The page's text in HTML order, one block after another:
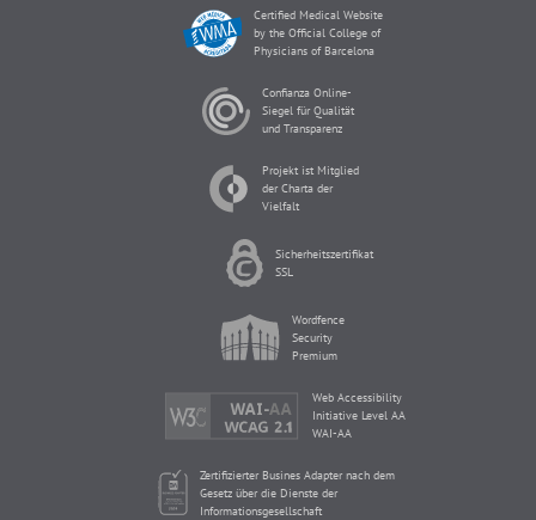
Certified Medical Website
by the Official College of
Physicians of Barcelona
Confianza Online-
Siegel für Qualität
und Transparenz
Projekt ist Mitglied
der Charta der
Vielfalt
Sicherheitszertifikat
SSL
Wordfence
Security
Premium
Web Accessibility
Initiative Level AA
WAI-AA
Zertifizierter Busines Adapter nach dem
Gesetz über die Dienste der
Informationsgesellschaft